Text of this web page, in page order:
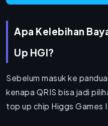
Apa Kelebihan
Up HGI?
Sebelum masuk ke
kenapa QRIS bisa jadi
top up chip Higgs Games